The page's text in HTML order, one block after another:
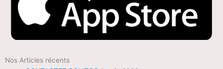
Nos Articles récents